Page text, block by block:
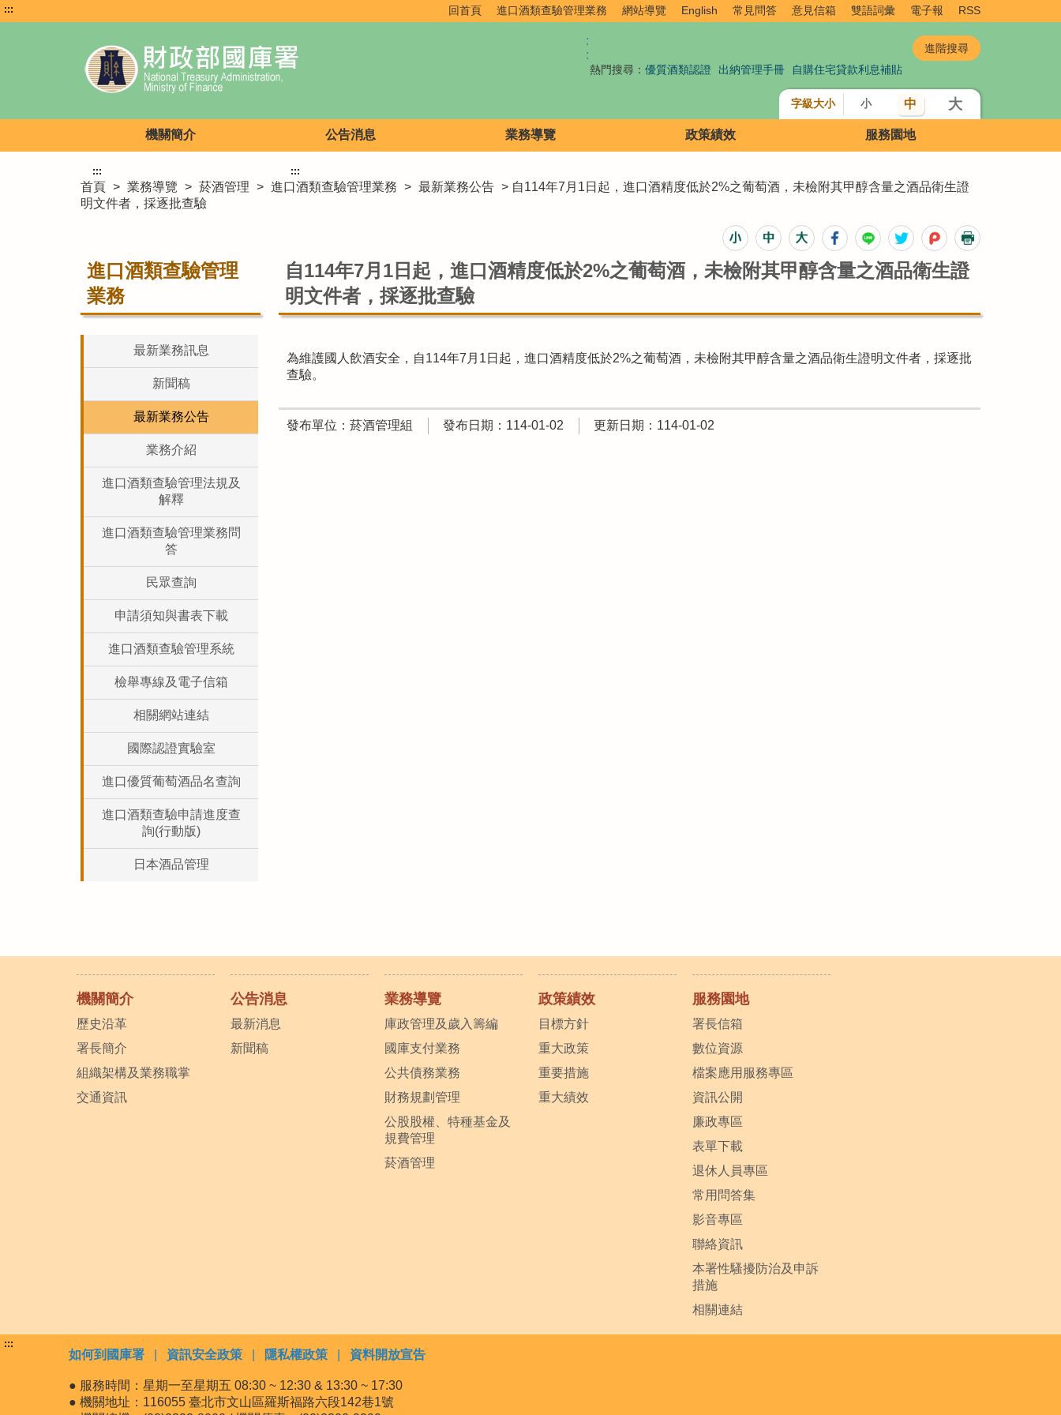
::: 回首頁 進口酒類查驗管理業務 網站導覽 English 常見問答 意見信箱 雙語詞彙 電子報 RSS
:
:
熱門搜尋： 優質酒類認證 出納管理手冊 自購住宅貸款利息補貼
字級大小 小 中 大
機關簡介 公告消息 業務導覽 政策績效 服務園地
首頁 > 業務導覽 > 菸酒管理 > 進口酒類查驗管理業務 > 最新業務公告 > 自114年7月1日起，進口酒精度低於2%之葡萄酒，未檢附其甲醇含量之酒品衛生證
明文件者，採逐批查驗
:::
進口酒類查驗管理
業務
最新業務訊息
新聞稿
最新業務公告
業務介紹
進口酒類查驗管理法規及
解釋
進口酒類查驗管理業務問
答
民眾查詢
申請須知與書表下載
進口酒類查驗管理系統
檢舉專線及電子信箱
相關網站連結
國際認證實驗室
進口優質葡萄酒品名查詢
進口酒類查驗申請進度查
詢(行動版)
日本酒品管理
:::
自114年7月1日起，進口酒精度低於2%之葡萄酒，未檢附其甲醇含量之酒品衛生證
明文件者，採逐批查驗
為維護國人飲酒安全，自114年7月1日起，進口酒精度低於2%之葡萄酒，未檢附其甲醇含量之酒品衛生證明文件者，採逐批
查驗。
發布單位：菸酒管理組 發布日期：114-01-02 更新日期：114-01-02
機關簡介
歷史沿革
署長簡介
組織架構及業務職掌
交通資訊
公告消息
最新消息
新聞稿
業務導覽
庫政管理及歲入籌編
國庫支付業務
公共債務業務
財務規劃管理
公股股權、特種基金及
規費管理
菸酒管理
政策績效
目標方針
重大政策
重要措施
重大績效
服務園地
署長信箱
數位資源
檔案應用服務專區
資訊公開
廉政專區
表單下載
退休人員專區
常用問答集
影音專區
聯絡資訊
本署性騷擾防治及申訴
措施
相關連結
:::
如何到國庫署 資訊安全政策 隱私權政策 資料開放宣告
● 服務時間：星期一至星期五 08:30 ~ 12:30 & 13:30 ~ 17:30
● 機關地址：116055 臺北市文山區羅斯福路六段142巷1號